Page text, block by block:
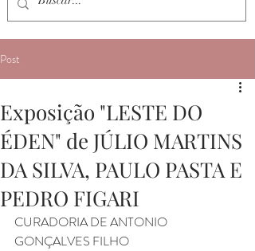
Post
Exposição "LESTE DO
ÉDEN" de JÚLIO MARTINS
DA SILVA, PAULO PASTA E
PEDRO FIGARI
CURADORIA DE ANTONIO
GONÇALVES FILHO